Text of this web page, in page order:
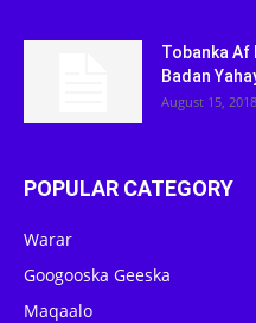
Tobanka Af
Badan
August 15, 2018
POPULAR CATEGORY
Warar
Googooska Geeska
Maqaalo